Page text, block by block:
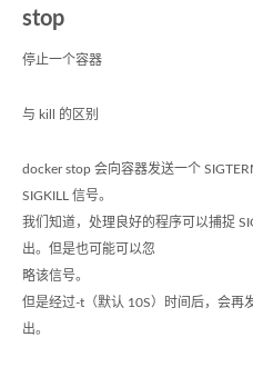
stop
停止一个容器
与 kill 的区别
docker stop 会向容器发送一个
SIGKILL 信号。
我们知道，处理良好的程序可以捕捉
出。但是也可能可以忽
略该信号。
但是经过-t（默认 10S）时间后，会再
出。